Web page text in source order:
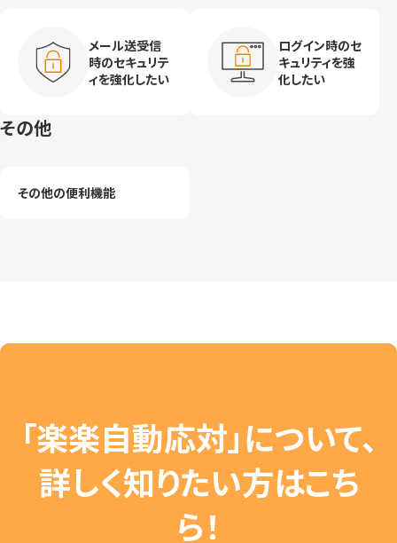
メール送受信
時のセキュリテ
ィを強化したい
ログイン時のセ
キュリティを強
化したい
その他
その他の便利機能
「楽楽自動応対」について、
詳しく知りたい方はこち
ら！